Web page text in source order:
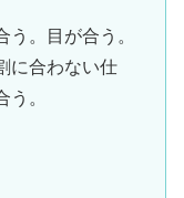
。目が合う。
に合わない仕
。